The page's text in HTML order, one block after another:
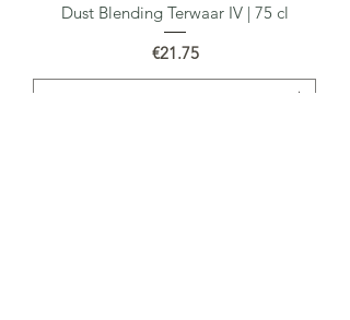
Dust Blending Terwaar IV | 75 cl
Price
€21.75